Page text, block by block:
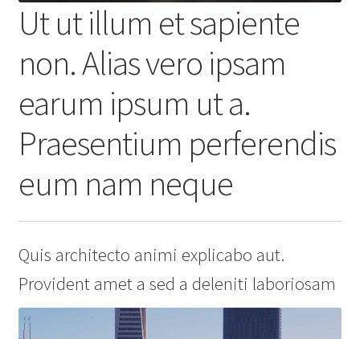
Ut ut illum et sapiente
non. Alias vero ipsam
earum ipsum ut a.
Praesentium perferendis
eum nam neque
Quis architecto animi explicabo aut.
Provident amet a sed a deleniti laboriosam